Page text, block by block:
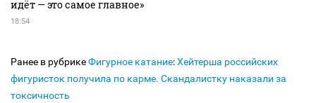
идёт — это самое главное»
18:54
Ранее в рубрикеФигурное катание:Хейтерша российских
фигуристок получила по карме. Скандалистку наказали за
токсичность